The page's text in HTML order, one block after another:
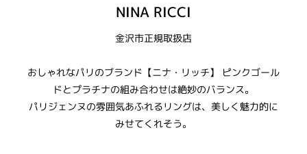
NINA RICCI
金沢市正規取扱店
おしゃれなパリのブランド【ニナ・リッチ】 ピンクゴール
ドとプラチナの組み合わせは絶妙のバランス。
パリジェンヌの雰囲気あふれるリングは、美しく魅力的に
みせてくれそう。